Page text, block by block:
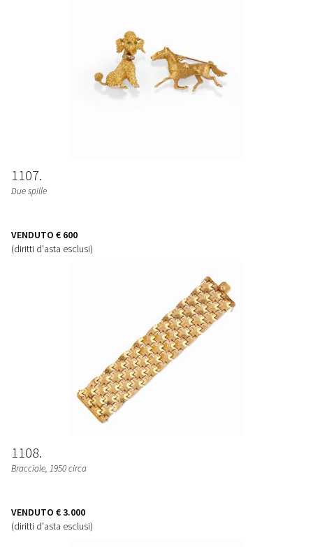
1107
Due spille
VENDUTO € 600
(diritti d'asta esclusi)
1108
Bracciale, 1950 circa
VENDUTO € 3.000
(diritti d'asta esclusi)